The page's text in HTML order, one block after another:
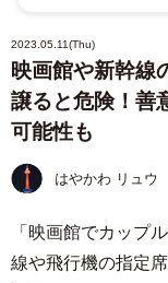
2023.05.11(Thu)
映画館や新幹線
譲ると危険！善
可能性も
はやかわ リュウ
「映画館でカップ
線や飛行機の指定